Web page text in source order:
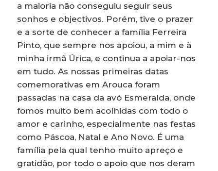
a maioria não conseguiu seguir seus
sonhos e objectivos. Porém, tive o prazer
e a sorte de conhecer a família Ferreira
Pinto, que sempre nos apoiou, a mim e à
minha irmã Úrica, e continua a apoiar-nos
em tudo. As nossas primeiras datas
comemorativas em Arouca foram
passadas na casa da avó Esmeralda, onde
fomos muito bem acolhidas com todo o
amor e carinho, especialmente nas festas
como Páscoa, Natal e Ano Novo. É uma
família pela qual tenho muito apreço e
gratidão, por todo o apoio que nos deram